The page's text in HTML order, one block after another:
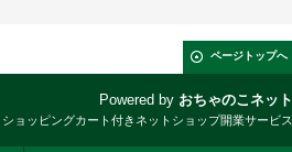
ページトップへ
Powered by おちゃのこネット
ョッピングカート付きネットショップ開業サービス